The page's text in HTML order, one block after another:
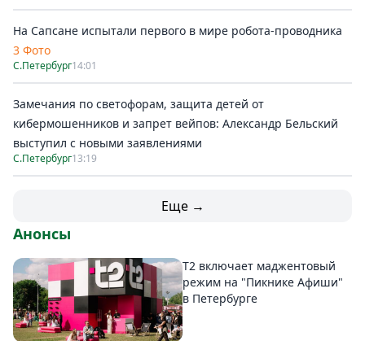
На Сапсане испытали первого в мире робота-проводника
3 Фото
С.Петербург14:01
Замечания по светофорам, защита детей от
кибермошенников и запрет вейпов: Александр Бельский
выступил с новыми заявлениями
С.Петербург13:19
Еще →
Анонсы
Т2 включает маджентовый
режим на "Пикнике Афиши"
в Петербурге